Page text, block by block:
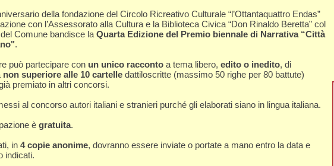
della fondazione del Circolo Ricreativo Culturale “l’Ottantaquattro Endas”
con l’Assessorato alla Cultura e la Biblioteca Civica “Don Rinaldo Beretta” col
Comune bandisce laQuarta Edizione del Premio biennale di Narrativa “Città
.
può partecipare con un unico racconto a tema libero, edito o inedito, di
non superiore alle 10 cartelle dattiloscritte (massimo 50 righe per 80 battute)
premiato in altri concorsi.
al concorso autori italiani e stranieri purché gli elaborati siano in lingua italiana.
è gratuita.
in 4 copie anonime, dovranno essere inviate o portate a mano entro la data e
indicati.